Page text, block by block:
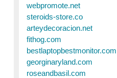
webpromote.net
steroids-store.co
arteydecoracion.net
fithog.com
bestlaptopbestmonitor.com
georginaryland.com
roseandbasil.com